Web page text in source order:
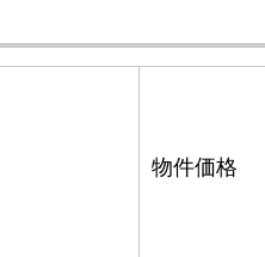
物件価格